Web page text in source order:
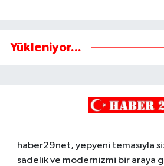
Yükleniyor...
haber29net, yepyeni temasıyla
sadelik ve modernizmi bir araya